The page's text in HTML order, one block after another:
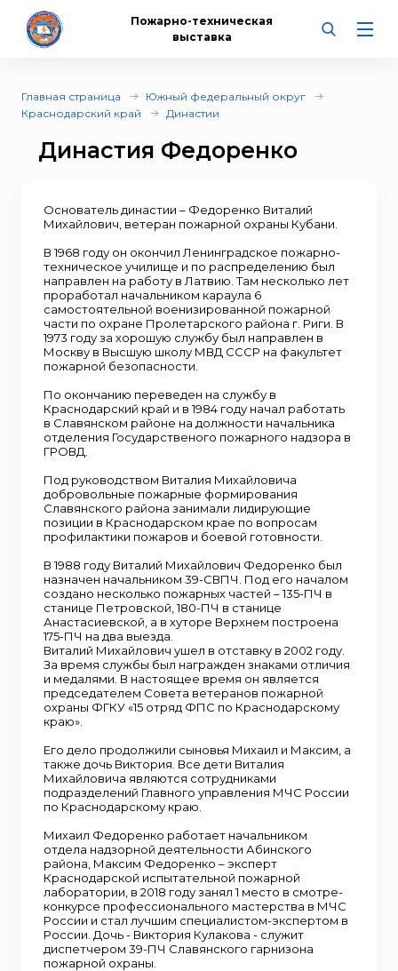
Пожарно-техническая
выставка
Главная страница
Южный федеральный округ
Краснодарский край
Династии
Династия Федоренко
Основатель династии – Федоренко Виталий
Михайлович, ветеран пожарной охраны Кубани.
В 1968 году он окончил Ленинградское пожарно-
техническое училище и по распределению был
направлен на работу в Латвию. Там несколько лет
проработал начальником караула 6
самостоятельной военизированной пожарной
части по охране Пролетарского района г. Риги. В
1973 году за хорошую службу был направлен в
Москву в Высшую школу МВД СССР на факультет
пожарной безопасности.
По окончанию переведен на службу в
Краснодарский край и в 1984 году начал работать
в Славянском районе на должности начальника
отделения Государственого пожарного надзора в
ГРОВД.
Под руководством Виталия Михайловича
добровольные пожарные формирования
Славянского района занимали лидирующие
позиции в Краснодарском крае по вопросам
профилактики пожаров и боевой готовности.
В 1988 году Виталий Михайлович Федоренко был
назначен начальником 39-СВПЧ. Под его началом
создано несколько пожарных частей – 135-ПЧ в
станице Петровской, 180-ПЧ в станице
Анастасиевской, а в хуторе Верхнем построена
175-ПЧ на два выезда.
Виталий Михайлович ушел в отставку в 2002 году.
За время службы был награжден знаками отличия
и медалями. В настоящее время он является
председателем Совета ветеранов пожарной
охраны ФГКУ «15 отряд ФПС по Краснодарскому
краю».
Его дело продолжили сыновья Михаил и Максим, а
также дочь Виктория. Все дети Виталия
Михайловича являются сотрудниками
подразделений Главного управления МЧС России
по Краснодарскому краю.
Михаил Федоренко работает начальником
отдела надзорной деятельности Абинского
района, Максим Федоренко – эксперт
Краснодарской испытательной пожарной
лаборатории, в 2018 году занял 1 место в смотре-
конкурсе профессионального мастерства в МЧС
России и стал лучшим специалистом-экспертом в
России. Дочь - Виктория Кулакова - служит
диспетчером 39-ПЧ Славянского гарнизона
пожарной охраны.